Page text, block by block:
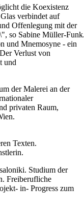
die Koexistenz
verbindet auf
Offenlegung mit der
so Sabine Müller-Funk.
und Mnemosyne - ein
Verlust von
und
der Malerei an der
privaten Raum,
Texten.
Studium der
Freiberufliche
in- Progress zum